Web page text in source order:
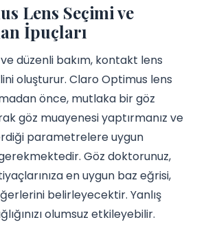
Lens Seçimi ve
İpuçları
düzenli bakım, kontakt lens
oluşturur. Claro Optimus lens
önce, mutlaka bir göz
göz muayenesi yaptırmanız ve
parametrelere uygun
Göz doktorunuz,
en uygun baz eğrisi,
belirleyecektir. Yanlış
olumsuz etkileyebilir.